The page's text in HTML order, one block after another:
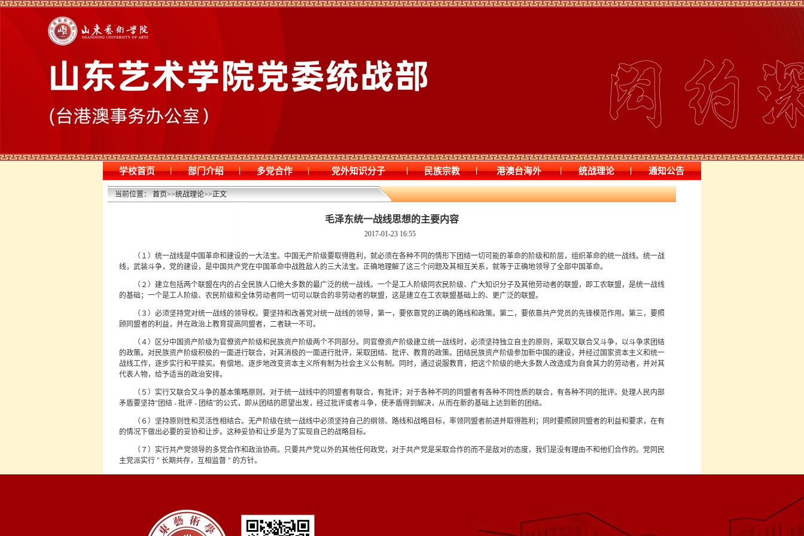
学校首页 | 部门介绍 | 多党合作 | 党外知识分子 | 民族宗教 | 港澳台海外 | 统战理论 | 通知公告
当前位置：首页>>统战理论>>正文
毛泽东统一战线思想的主要内容
2017-01-23 16:55
（１）统一战线是中国革命和建设的一大法宝。中国无产阶级要取得胜利，就必须在各种不同的情形下团结一切可能的革命的阶级和阶层，组织革命的统一战线。统一战
线，武装斗争，党的建设，是中国共产党在中国革命中战胜敌人的三大法宝。正确地理解了这三个问题及其相互关系，就等于正确地领导了全部中国革命。
（２）建立包括两个联盟在内的占全民族人口绝大多数的最广泛的统一战线。一个是工人阶级同农民阶级、广大知识分子及其他劳动者的联盟，即工农联盟，是统一战线
的基础；一个是工人阶级、农民阶级和全体劳动者同一切可以联合的非劳动者的联盟，这是建立在工农联盟基础上的、更广泛的联盟。
（３）必须坚持党对统一战线的领导权。要坚持和改善党对统一战线的领导，第一，要依靠党的正确的路线和政策。第二，要依靠共产党员的先锋模范作用。第三，要照
顾同盟者的利益，并在政治上教育提高同盟者，二者缺一不可。
（４）区分中国资产阶级为官僚资产阶级和民族资产阶级两个不同部分。同官僚资产阶级建立统一战线时，必须坚持独立自主的原则，采取又联合又斗争，以斗争求团结
的政策。对民族资产阶级积极的一面进行联合，对其消极的一面进行批评，采取团结、批评、教育的政策。团结民族资产阶级参加新中国的建设，并经过国家资本主义和统一
战线工作，逐步实行和平赎买。有偿地、逐步地改变资本主义所有制为社会主义公有制。同时，通过说服教育，把这个阶级的绝大多数人改造成为自食其力的劳动者，并对其
代表人物，给予适当的政治安排。
（５）实行又联合又斗争的基本策略原则。对于统一战线中的同盟者有联合，有批评；对于各种不同的同盟者有各种不同性质的联合，有各种不同的批评。处理人民内部
矛盾要坚持“团结 - 批评 - 团结”的公式，即从团结的愿望出发，经过批评或者斗争，使矛盾得到解决，从而在新的基础上达到新的团结。
（６）坚持原则性和灵活性相结合。无产阶级在统一战线中必须坚持自己的纲领、路线和战略目标，率领同盟者前进并取得胜利；同时要照顾同盟者的利益和要求，在有
的情况下做出必要的妥协和让步。这种妥协和让步是为了实现自己的战略目标。
（７）实行共产党领导的多党合作和政治协商。只要共产党以外的其他任何政党，对于共产党是采取合作的而不是敌对的态度，我们是没有理由不和他们合作的。党同民
主党派实行 " 长期共存，互相监督 " 的方针。